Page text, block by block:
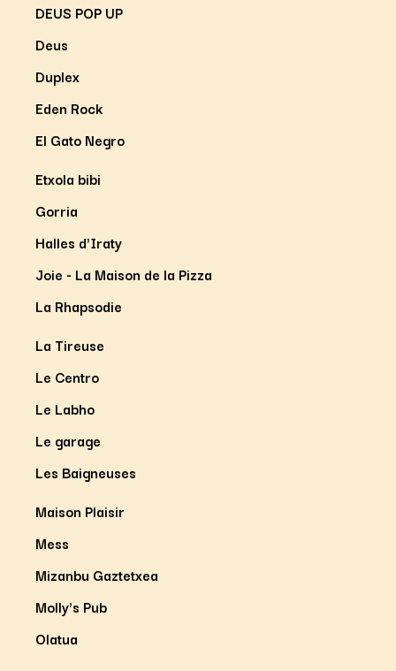
DEUS POP UP
Deus
Duplex
Eden Rock
El Gato Negro
Etxola bibi
Gorria
Halles d'Iraty
Joie - La Maison de la Pizza
La Rhapsodie
La Tireuse
Le Centro
Le Labho
Le garage
Les Baigneuses
Maison Plaisir
Mess
Mizanbu Gaztetxea
Molly's Pub
Olatua